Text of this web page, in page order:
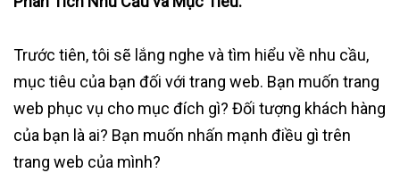
Trước tiên, tôi sẽ lắng nghe và tìm hiểu về nhu cầu,
mục tiêu của bạn đối với trang web. Bạn muốn trang
web phục vụ cho mục đích gì? Đối tượng khách hàng
của bạn là ai? Bạn muốn nhấn mạnh điều gì trên
trang web của mình?